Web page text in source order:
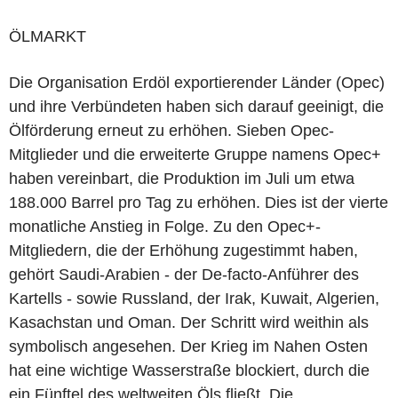
ÖLMARKT
Die Organisation Erdöl exportierender Länder (Opec)
und ihre Verbündeten haben sich darauf geeinigt, die
Ölförderung erneut zu erhöhen. Sieben Opec-
Mitglieder und die erweiterte Gruppe namens Opec+
haben vereinbart, die Produktion im Juli um etwa
188.000 Barrel pro Tag zu erhöhen. Dies ist der vierte
monatliche Anstieg in Folge. Zu den Opec+-
Mitgliedern, die der Erhöhung zugestimmt haben,
gehört Saudi-Arabien - der De-facto-Anführer des
Kartells - sowie Russland, der Irak, Kuwait, Algerien,
Kasachstan und Oman. Der Schritt wird weithin als
symbolisch angesehen. Der Krieg im Nahen Osten
hat eine wichtige Wasserstraße blockiert, durch die
ein Fünftel des weltweiten Öls fließt. Die